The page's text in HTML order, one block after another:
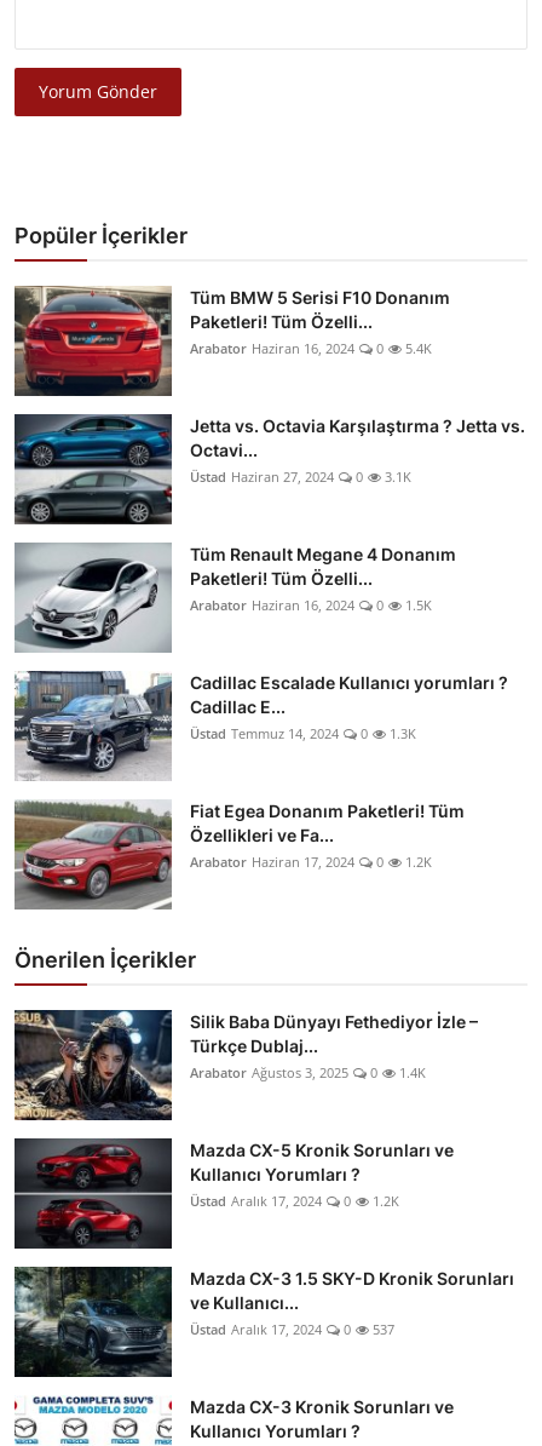
Yorum Gönder
Popüler İçerikler
Tüm BMW 5 Serisi F10 Donanım
Paketleri! Tüm Özelli...
Arabator Haziran 16, 2024 0 5.4K
Jetta vs. Octavia Karşılaştırma ? Jetta vs.
Octavi...
Üstad Haziran 27, 2024 0 3.1K
Tüm Renault Megane 4 Donanım
Paketleri! Tüm Özelli...
Arabator Haziran 16, 2024 0 1.5K
Cadillac Escalade Kullanıcı yorumları ?
Cadillac E...
Üstad Temmuz 14, 2024 0 1.3K
Fiat Egea Donanım Paketleri! Tüm
Özellikleri ve Fa...
Arabator Haziran 17, 2024 0 1.2K
Önerilen İçerikler
Silik Baba Dünyayı Fethediyor İzle –
Türkçe Dublaj...
Arabator Ağustos 3, 2025 0 1.4K
Mazda CX-5 Kronik Sorunları ve
Kullanıcı Yorumları ?
Üstad Aralık 17, 2024 0 1.2K
Mazda CX-3 1.5 SKY-D Kronik Sorunları
ve Kullanıcı...
Üstad Aralık 17, 2024 0 537
Mazda CX-3 Kronik Sorunları ve
Kullanıcı Yorumları ?